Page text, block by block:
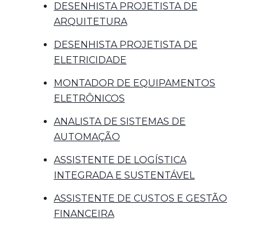
DESENHISTA PROJETISTA DE
ARQUITETURA
DESENHISTA PROJETISTA DE
ELETRICIDADE
MONTADOR DE EQUIPAMENTOS
ELETRÔNICOS
ANALISTA DE SISTEMAS DE
AUTOMAÇÃO
ASSISTENTE DE LOGÍSTICA
INTEGRADA E SUSTENTÁVEL
ASSISTENTE DE CUSTOS E GESTÃO
FINANCEIRA